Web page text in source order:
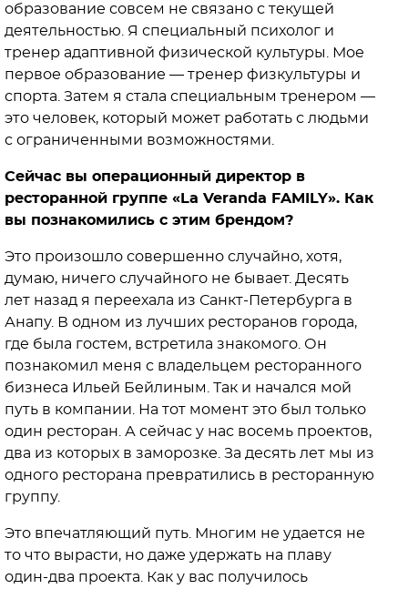
образование совсем не связано с текущей
деятельностью. Я специальный психолог и
тренер адаптивной физической культуры. Мое
первое образование — тренер физкультуры и
спорта. Затем я стала специальным тренером —
это человек, который может работать с людьми
с ограниченными возможностями.
Сейчас вы операционный директор в
ресторанной группе «La Veranda FAMILY». Как
вы познакомились с этим брендом?
Это произошло совершенно случайно, хотя,
думаю, ничего случайного не бывает. Десять
лет назад я переехала из Санкт-Петербурга в
Анапу. В одном из лучших ресторанов города,
где была гостем, встретила знакомого. Он
познакомил меня с владельцем ресторанного
бизнеса Ильей Бейлиным. Так и начался мой
путь в компании. На тот момент это был только
один ресторан. А сейчас у нас восемь проектов,
два из которых в заморозке. За десять лет мы из
одного ресторана превратились в ресторанную
группу.
Это впечатляющий путь. Многим не удается не
то что вырасти, но даже удержать на плаву
один-два проекта. Как у вас получилось